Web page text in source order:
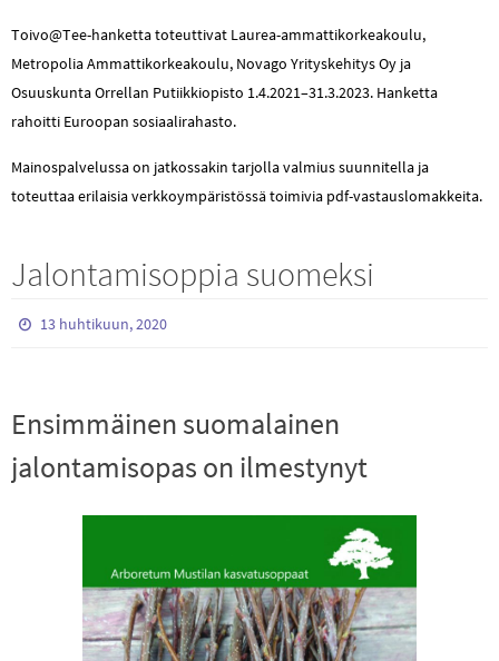
Toivo@Tee-hanketta toteuttivat Laurea-ammattikorkeakoulu,
Metropolia Ammattikorkeakoulu, Novago Yrityskehitys Oy ja
Osuuskunta Orrellan Putiikkiopisto 1.4.2021–31.3.2023. Hanketta
rahoitti Euroopan sosiaalirahasto.
Mainospalvelussa on jatkossakin tarjolla valmius suunnitella ja
toteuttaa erilaisia verkkoympäristössä toimivia pdf-vastauslomakkeita.
Jalontamisoppia suomeksi
13 huhtikuun, 2020
Ensimmäinen suomalainen
jalontamisopas on ilmestynyt